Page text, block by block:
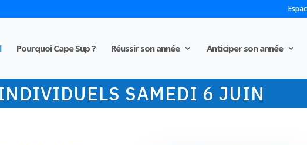
Pourquoi Cape Sup ? Réussir son année Anticiper son année
SAMEDI 6 JUIN